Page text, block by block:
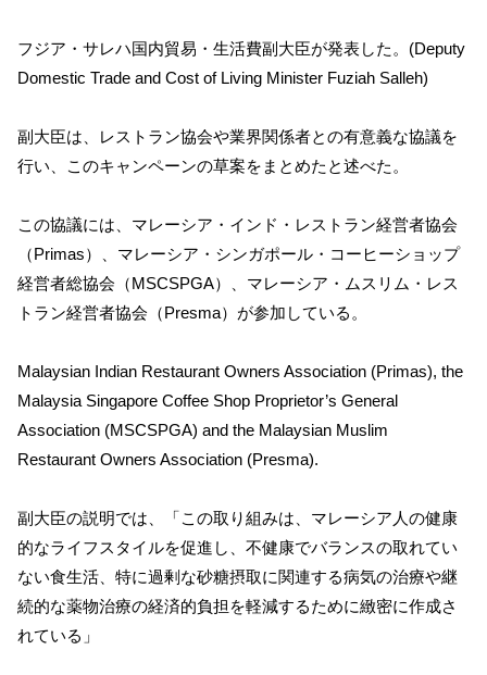
フジア・サレハ国内貿易・生活費副大臣が発表した。(Deputy
Domestic Trade and Cost of Living Minister Fuziah Salleh)
副大臣は、レストラン協会や業界関係者との有意義な協議を
行い、このキャンペーンの草案をまとめたと述べた。
この協議には、マレーシア・インド・レストラン経営者協会
（Primas）、マレーシア・シンガポール・コーヒーショップ
経営者総協会（MSCSPGA）、マレーシア・ムスリム・レス
トラン経営者協会（Presma）が参加している。
Malaysian Indian Restaurant Owners Association (Primas), the
Malaysia Singapore Coffee Shop Proprietor’s General
Association (MSCSPGA) and the Malaysian Muslim
Restaurant Owners Association (Presma).
副大臣の説明では、「この取り組みは、マレーシア人の健康
的なライフスタイルを促進し、不健康でバランスの取れてい
ない食生活、特に過剰な砂糖摂取に関連する病気の治療や継
続的な薬物治療の経済的負担を軽減するために緻密に作成さ
れている」